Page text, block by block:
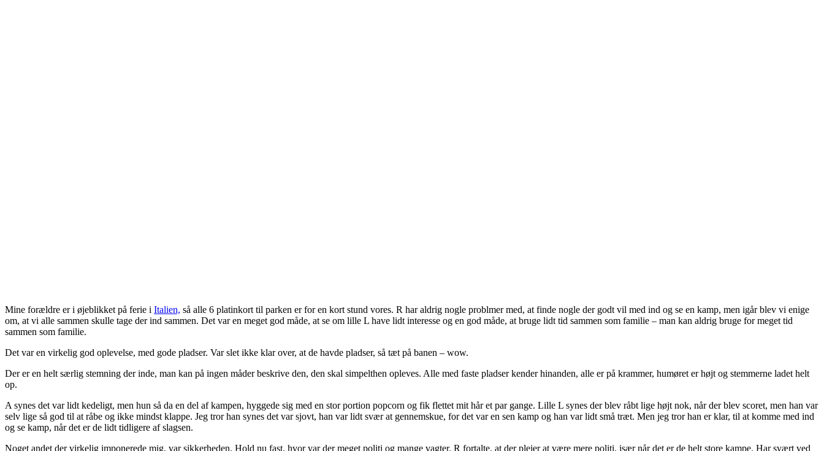
Mine forældre er i øjeblikket på ferie i Italien, så alle 6 platinkort til parken er for en kort stund vores. R har aldrig nogle problmer med, at finde nogle der godt vil med ind og se en kamp, men igår blev vi enige
om, at vi alle sammen skulle tage der ind sammen. Det var en meget god måde, at se om lille L have lidt interesse og en god måde, at bruge lidt tid sammen som familie – man kan aldrig bruge for meget tid
sammen som familie.
Det var en virkelig god oplevelse, med gode pladser. Var slet ikke klar over, at de havde pladser, så tæt på banen – wow.
Der er en helt særlig stemning der inde, man kan på ingen måder beskrive den, den skal simpelthen opleves. Alle med faste pladser kender hinanden, alle er på krammer, humøret er højt og stemmerne ladet helt
op.
A synes det var lidt kedeligt, men hun så da en del af kampen, hyggede sig med en stor portion popcorn og fik flettet mit hår et par gange. Lille L synes der blev råbt lige højt nok, når der blev scoret, men han var
selv lige så god til at råbe og ikke mindst klappe. Jeg tror han synes det var sjovt, han var lidt svær at gennemskue, for det var en sen kamp og han var lidt små træt. Men jeg tror han er klar, til at komme med ind
og se kamp, når det er de lidt tidligere af slagsen.
Noget andet der virkelig imponerede mig, var sikkerheden. Hold nu fast, hvor var der meget politi og mange vagter. R fortalte, at der plejer at være mere politi, især når det er de helt store kampe. Har svært ved